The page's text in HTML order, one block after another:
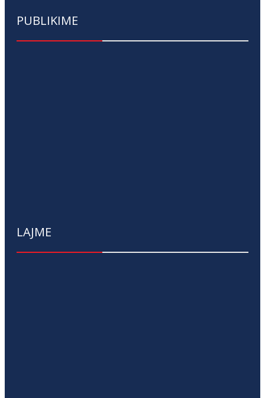
PUBLIKIME
LAJME